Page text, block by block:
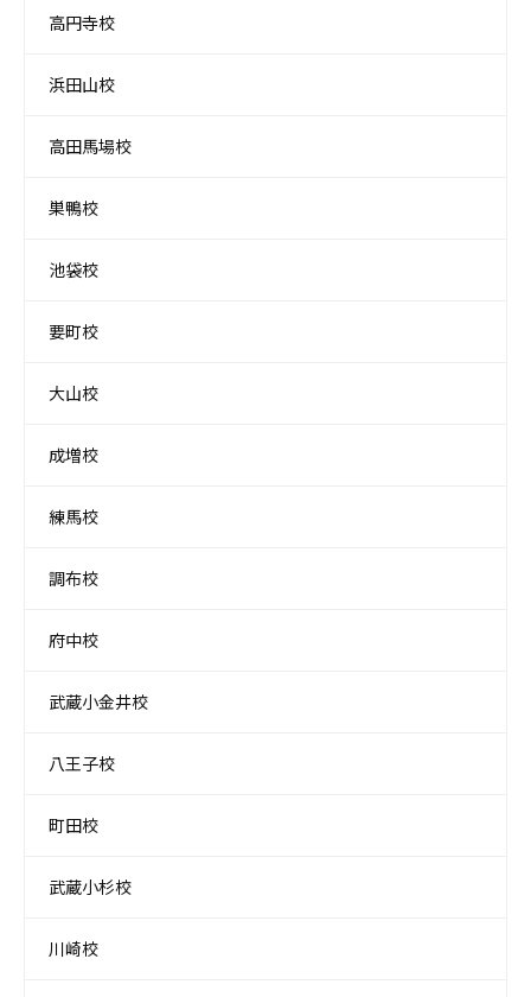
高円寺校
浜田山校
高田馬場校
巣鴨校
池袋校
要町校
大山校
成増校
練馬校
調布校
府中校
武蔵小金井校
八王子校
町田校
武蔵小杉校
川崎校